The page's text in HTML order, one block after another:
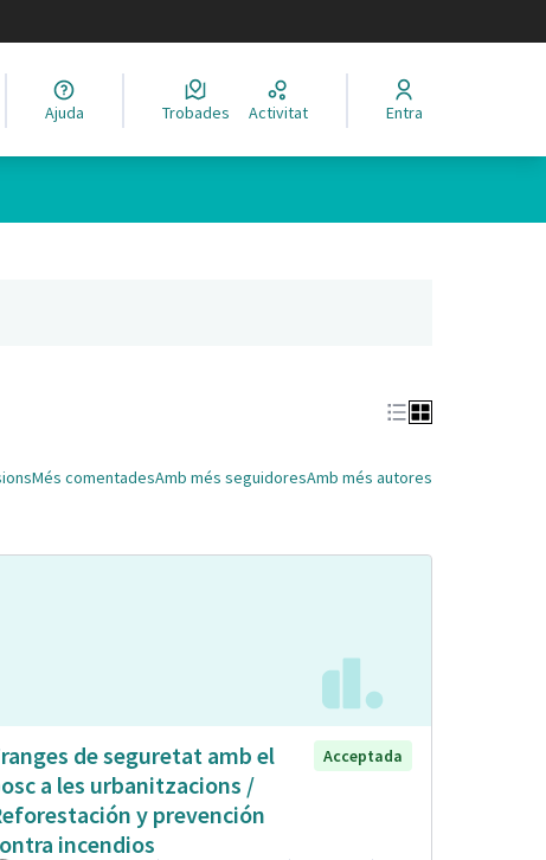
Elegir el idioma
Ajuda Trobades Activitat Entra
Més comentadesAmb més seguidoresAmb més autores
de seguretat amb el
a les urbanitzacions /
y prevención
incendios
Acceptada